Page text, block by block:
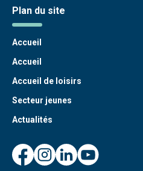
Plan du site
Accueil
Accueil
Accueil de loisirs
Secteur jeunes
Actualités